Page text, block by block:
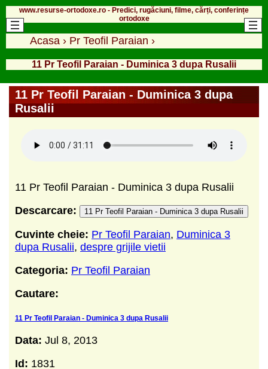
www.resurse-ortodoxe.ro - Predici, rugăciuni, filme, cărți, conferințe
ortodoxe
Acasa › Pr Teofil Paraian ›
11 Pr Teofil Paraian - Duminica 3 dupa Rusalii
11 Pr Teofil Paraian - Duminica 3 dupa
Rusalii
11 Pr Teofil Paraian - Duminica 3 dupa Rusalii
Descarcare:
11 Pr Teofil Paraian - Duminica 3 dupa Rusalii
Cuvinte cheie: Pr Teofil Paraian, Duminica 3
dupa Rusalii, despre grijile vietii
Categoria: Pr Teofil Paraian
Cautare:
11 Pr Teofil Paraian - Duminica 3 dupa Rusalii
Data: Jul 8, 2013
Id: 1831